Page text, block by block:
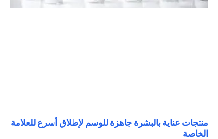
منتجات عناية بالبشرة جاهزة للوسم لإطلاق أسرع للعلامة
الخاصة